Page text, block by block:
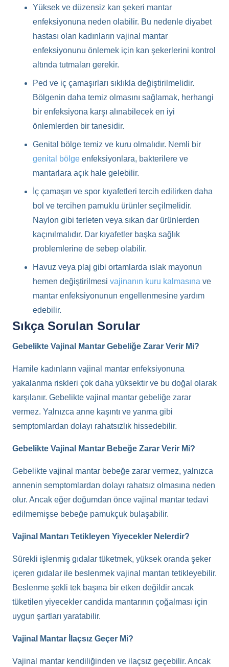
Yüksek ve düzensiz kan şekeri mantar
enfeksiyonuna neden olabilir. Bu nedenle diyabet
hastası olan kadınların vajinal mantar
enfeksiyonunu önlemek için kan şekerlerini kontrol
altında tutmaları gerekir.
Ped ve iç çamaşırları sıklıkla değiştirilmelidir.
Bölgenin daha temiz olmasını sağlamak, herhangi
bir enfeksiyona karşı alınabilecek en iyi
önlemlerden bir tanesidir.
Genital bölge temiz ve kuru olmalıdır. Nemli bir
genital bölge enfeksiyonlara, bakterilere ve
mantarlara açık hale gelebilir.
İç çamaşırı ve spor kıyafetleri tercih edilirken daha
bol ve tercihen pamuklu ürünler seçilmelidir.
Naylon gibi terleten veya sıkan dar ürünlerden
kaçınılmalıdır. Dar kıyafetler başka sağlık
problemlerine de sebep olabilir.
Havuz veya plaj gibi ortamlarda ıslak mayonun
hemen değiştirilmesi vajinanın kuru kalmasına ve
mantar enfeksiyonunun engellenmesine yardım
edebilir.
Sıkça Sorulan Sorular
Gebelikte Vajinal Mantar Gebeliğe Zarar Verir Mi?
Hamile kadınların vajinal mantar enfeksiyonuna
yakalanma riskleri çok daha yüksektir ve bu doğal olarak
karşılanır. Gebelikte vajinal mantar gebeliğe zarar
vermez. Yalnızca anne kaşıntı ve yanma gibi
semptomlardan dolayı rahatsızlık hissedebilir.
Gebelikte Vajinal Mantar Bebeğe Zarar Verir Mi?
Gebelikte vajinal mantar bebeğe zarar vermez, yalnızca
annenin semptomlardan dolayı rahatsız olmasına neden
olur. Ancak eğer doğumdan önce vajinal mantar tedavi
edilmemişse bebeğe pamukçuk bulaşabilir.
Vajinal Mantarı Tetikleyen Yiyecekler Nelerdir?
Sürekli işlenmiş gıdalar tüketmek, yüksek oranda şeker
içeren gıdalar ile beslenmek vajinal mantarı tetikleyebilir.
Beslenme şekli tek başına bir etken değildir ancak
tüketilen yiyecekler candida mantarının çoğalması için
uygun şartları yaratabilir.
Vajinal Mantar İlaçsız Geçer Mi?
Vajinal mantar kendiliğinden ve ilaçsız geçebilir. Ancak